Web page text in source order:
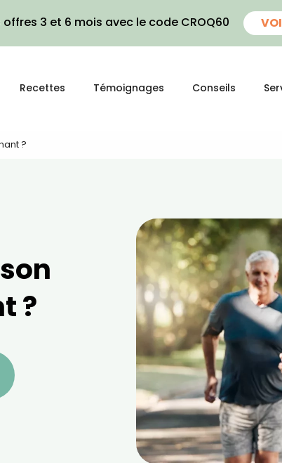
offres 3 et 6 mois avec le code CROQ60
Recettes Témoignages Conseils
?
?